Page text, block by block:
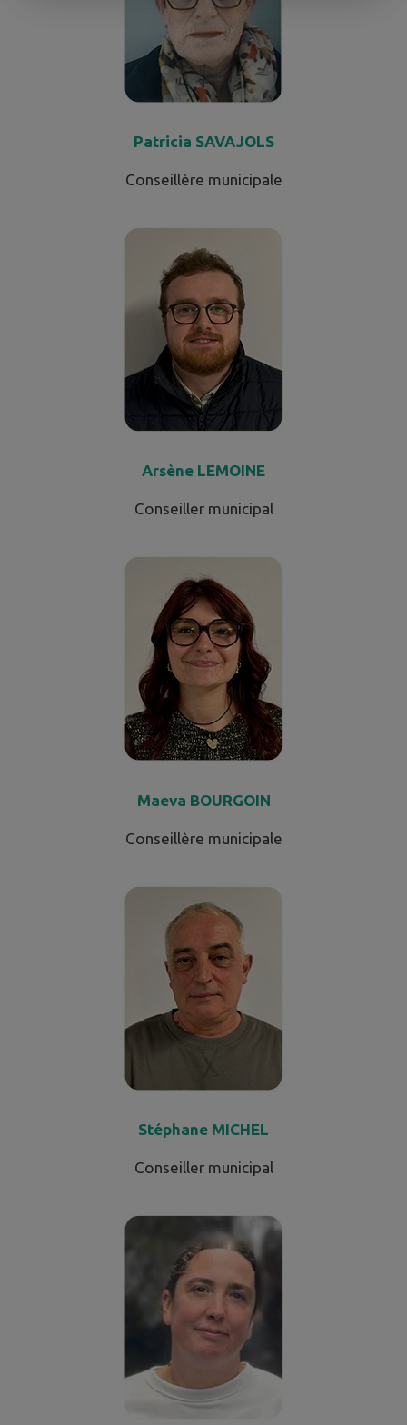
Patricia SAVAJOLS
Conseillère municipale
Arsène LEMOINE
Conseiller municipal
Maeva BOURGOIN
Conseillère municipale
Stéphane MICHEL
Conseiller municipal